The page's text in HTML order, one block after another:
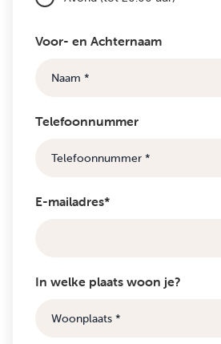
Voor- en Achternaam
Telefoonnummer
E-mailadres*
In welke plaats woon je?